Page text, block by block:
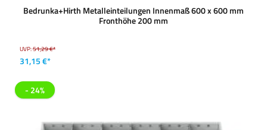
Bedrunka+Hirth Metalleinteilungen Innenmaß 600 x 600 mm
Fronthöhe 200 mm
UVP:51,29 €*
31,15 €*
- 24%